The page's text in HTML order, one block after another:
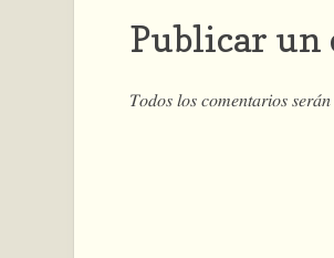
Publicar un
𝑇𝑜𝑑𝑜𝑠 𝑙𝑜𝑠 𝑐𝑜𝑚𝑒𝑛𝑡𝑎𝑟𝑖𝑜𝑠